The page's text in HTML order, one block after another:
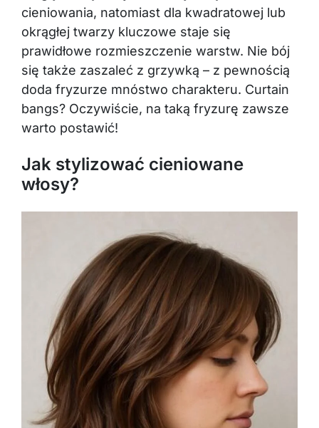
cieniowania, natomiast dla kwadratowej lub
okrągłej twarzy kluczowe staje się
prawidłowe rozmieszczenie warstw. Nie bój
się także zaszaleć z grzywką – z pewnością
doda fryzurze mnóstwo charakteru. Curtain
bangs? Oczywiście, na taką fryzurę zawsze
warto postawić!
Jak stylizować cieniowane
włosy?